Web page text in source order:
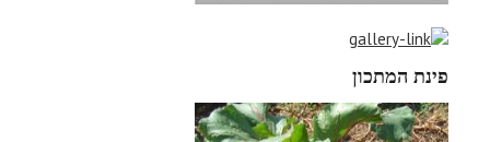
פינת המתכון